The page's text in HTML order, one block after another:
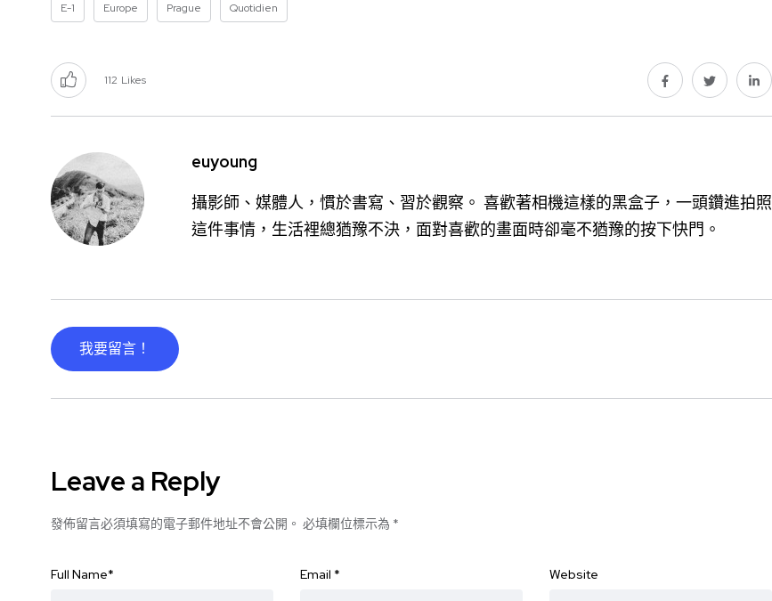
E-1 Europe Prague Quotidien
112 Likes
euyoung
攝影師、媒體人，慣於書寫、習於觀察。 喜歡著相機這樣的黑盒子，一頭鑽進拍照
這件事情，生活裡總猶豫不決，面對喜歡的畫面時卻毫不猶豫的按下快門。
我要留言！
Leave a Reply
發佈留言必須填寫的電子郵件地址不會公開。 必填欄位標示為 *
Full Name* Email * Website